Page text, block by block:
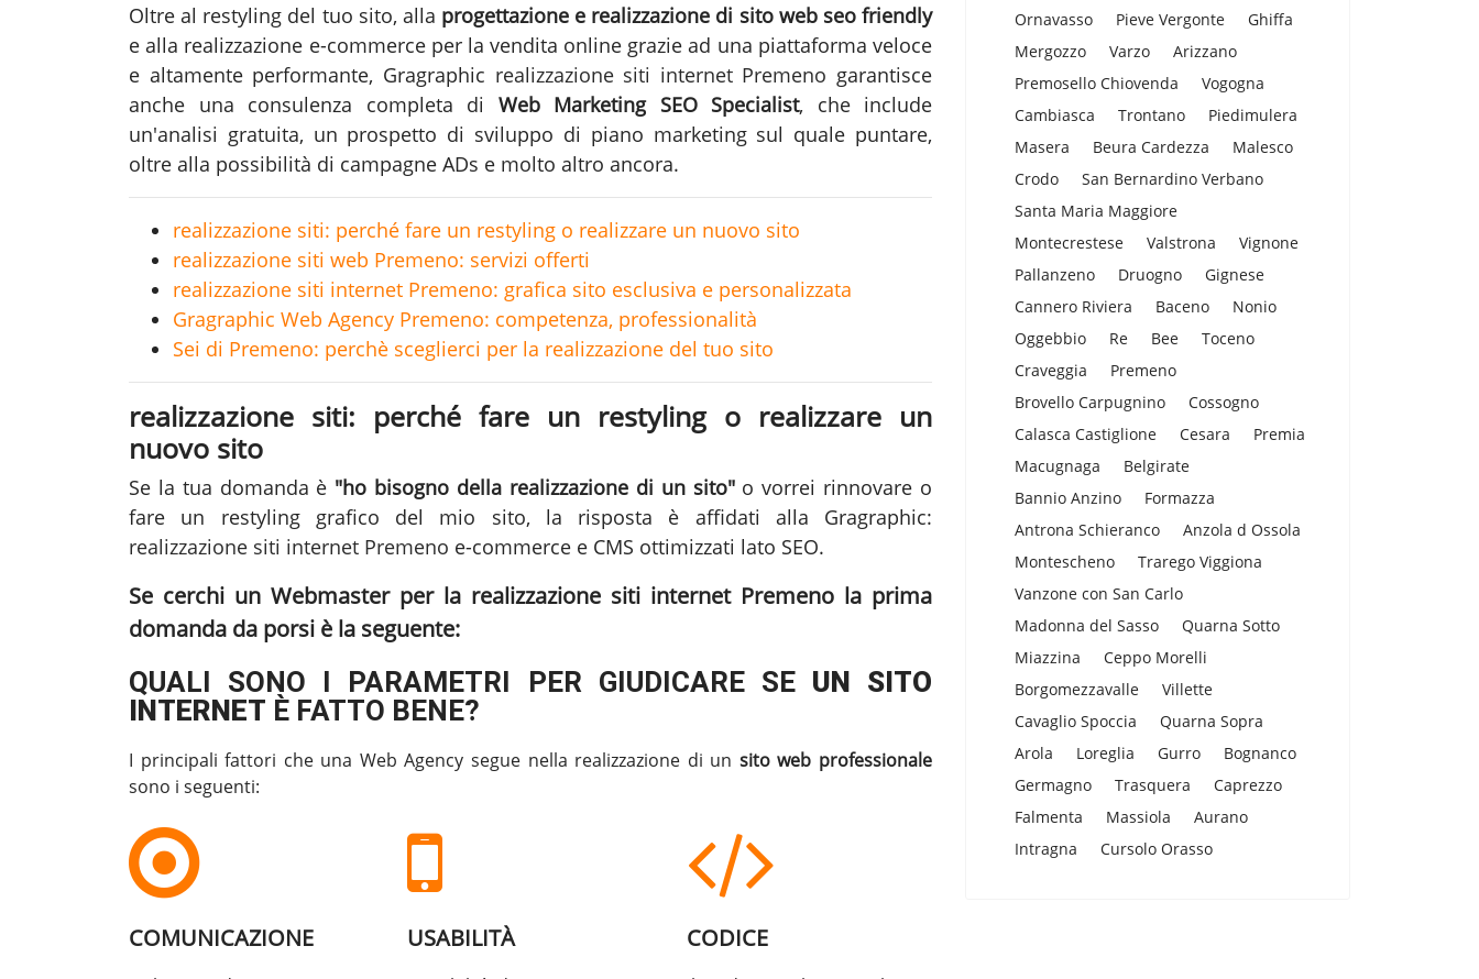
Oltre al restyling del tuo sito, alla progettazione e realizzazione di sito web seo friendly
e alla realizzazione e-commerce per la vendita online grazie ad una piattaforma veloce
e altamente performante, Gragraphic realizzazione siti internet Premeno garantisce
anche una consulenza completa di Web Marketing SEO Specialist, che include
un'analisi gratuita, un prospetto di sviluppo di piano marketing sul quale puntare,
oltre alla possibilità di campagne ADs e molto altro ancora.
realizzazione siti: perché fare un restyling o realizzare un nuovo sito
realizzazione siti web Premeno: servizi offerti
realizzazione siti internet Premeno: grafica sito esclusiva e personalizzata
Gragraphic Web Agency Premeno: competenza, professionalità
Sei di Premeno: perchè sceglierci per la realizzazione del tuo sito
realizzazione siti: perché fare un restyling o realizzare un
nuovo sito
Se la tua domanda è "ho bisogno della realizzazione di un sito"o vorrei rinnovare o
fare un restyling grafico del mio sito, la risposta è affidati alla Gragraphic:
realizzazione siti internet Premeno e-commerce e CMS ottimizzati lato SEO.
Se cerchi un Webmaster per la realizzazione siti internet Premeno la prima
domanda da porsi è la seguente:
QUALI SONO I PARAMETRI PER GIUDICARE SEUN SITO
INTERNET È FATTO BENE?
I principali fattori che una Web Agency segue nella realizzazione di un sito web professionale
sono i seguenti:
COMUNICAZIONE USABILITÀ CODICE
Ornavasso
Pieve Vergonte
Ghiffa
Mergozzo
Varzo
Arizzano
Premosello Chiovenda
Vogogna
Cambiasca
Trontano
Piedimulera
Masera
Beura Cardezza
Malesco
Crodo
San Bernardino Verbano
Santa Maria Maggiore
Montecrestese
Valstrona
Vignone
Pallanzeno
Druogno
Gignese
Cannero Riviera
Baceno
Nonio
Oggebbio
Re Bee
Toceno
Craveggia
Premeno
Brovello Carpugnino
Cossogno
Calasca Castiglione
Cesara
Premia
Macugnaga
Belgirate
Bannio Anzino
Formazza
Antrona Schieranco
Anzola d Ossola
Montescheno
Trarego Viggiona
Vanzone con San Carlo
Madonna del Sasso
Quarna Sotto
Miazzina
Ceppo Morelli
Borgomezzavalle
Villette
Cavaglio Spoccia
Quarna Sopra
Arola
Loreglia Gurro
Bognanco
Germagno
Trasquera
Caprezzo
Falmenta
Massiola
Aurano
Intragna
Cursolo Orasso